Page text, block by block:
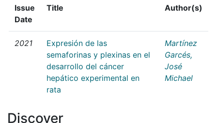
Issue
Date
Title Author(s)
2021
Expresión de las
semaforinas y plexinas en el
desarrollo del cáncer
hepático experimental en
rata
Martínez
Garcés,
José
Michael
Discover